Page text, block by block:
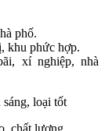
phố.
khu phức hợp.
xí nghiệp, nhà